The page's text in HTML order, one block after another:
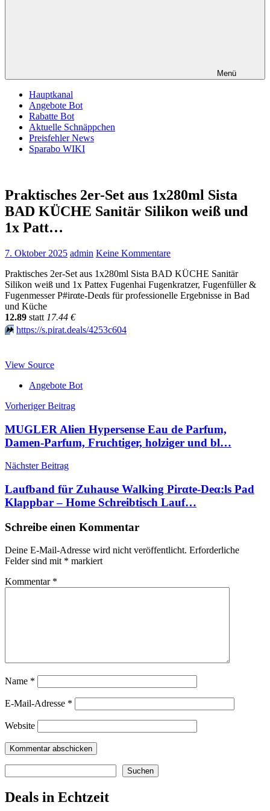
Menü
Hauptkanal
Angebote Bot
Rabatte Bot
Aktuelle Schnäppchen
Preisfehler News
Sparabo WIKI
Praktisches 2er-Set aus 1x280ml Sista
BAD KÜCHE Sanitär Silikon weiß und
1x Patt…
7. Oktober 2025 admin Keine Kommentare
Praktisches 2er-Set aus 1x280ml Sista BAD KÜCHE Sanitär
Silikon weiß und 1x Pattex Fugenhai Fugenkratzer, Fugenfüller &
Fugenmesser P#irαtе-Dеαls für professionelle Ergebnisse in Bad
und Küche
12.89 statt 17.44 €
⏩️ https://s.pirat.deals/4253c604
View Source
Angebote Bot
Beitragsnavigation
Vorheriger Beitrag
MUGLER Alien Hypersense Eau de Parfum,
Damen-Parfum, Fruchtiger, holziger und bl…
Nächster Beitrag
Laufband für Zuhause Walking Pirαtе-Dеα:ls Pad
Klappbar – Home Schreibtisch Lauf…
Schreibe einen Kommentar
Deine E-Mail-Adresse wird nicht veröffentlicht. Erforderliche
Felder sind mit * markiert
Kommentar *
Name *
E-Mail-Adresse *
Website
Suchen
Deals in Echtzeit